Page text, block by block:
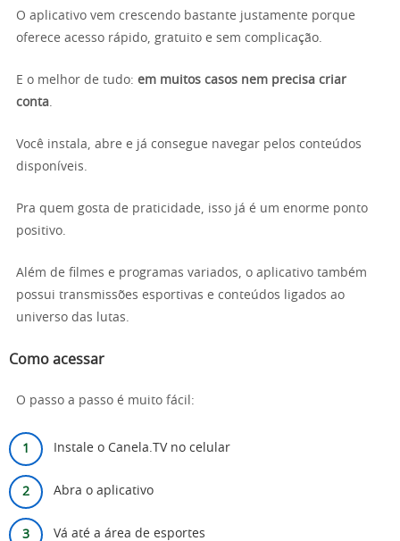
O aplicativo vem crescendo bastante justamente porque
oferece acesso rápido, gratuito e sem complicação.
E o melhor de tudo: em muitos casos nem precisa criar
conta.
Você instala, abre e já consegue navegar pelos conteúdos
disponíveis.
Pra quem gosta de praticidade, isso já é um enorme ponto
positivo.
Além de filmes e programas variados, o aplicativo também
possui transmissões esportivas e conteúdos ligados ao
universo das lutas.
Como acessar
O passo a passo é muito fácil:
Instale o Canela.TV no celular
Abra o aplicativo
Vá até a área de esportes